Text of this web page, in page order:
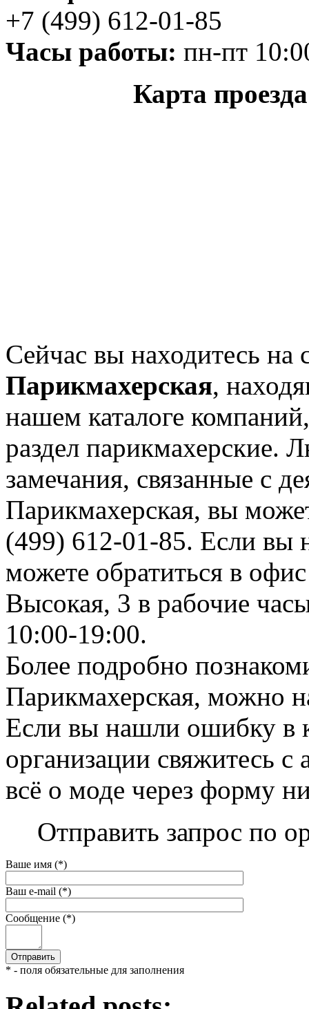
+7 (499) 612-01-85
Часы работы: пн-пт
Карта
Сейчас вы находитесь на
Парикмахерская,
нашем каталоге
раздел
замечания, связанные с
Парикмахерская, вы
(499) 612-01-85. Если вы
можете обратиться в
Высокая, 3 в рабочие
10:00-19:00.
Более подробно
Парикмахерская, можно
Если вы нашли ошибку в
организации свяжитесь
всё о моде через форму
Отправить запрос по
Ваше имя (*)
Ваш e-mail (*)
Сообщение (*)
* - поля обязательные для заполнения